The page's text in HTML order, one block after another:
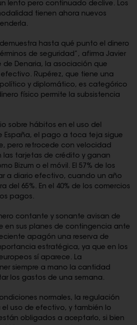
lento pero continuado declive. Los
tienen ahora nuevos
hasta qué punto el dinero
de seguridad”, afirma Javier
de Denaria, la asociación que
Rupérez, que tiene una
y diplomático, es categórico
físico permite la subsistencia
sobre hábitos en el uso del
España, el pago a toca teja sigue
pero retrocede con velocidad
las tarjetas de crédito y ganan
Bizum o el móvil. El 57% de los
a diario efectivo, cuando un año
del 65%. En el 40% de los comercios
pagos.
contante y sonante avisan de
en sus planes de contingencia ante
apagón una reserva de
estratégica, ya que en los
sí aparece. La
siempre a mano la cantidad
los gastos de una semana.
normales, la regulación
uso de efectivo, y también lo
obligados a aceptarlo, si bien